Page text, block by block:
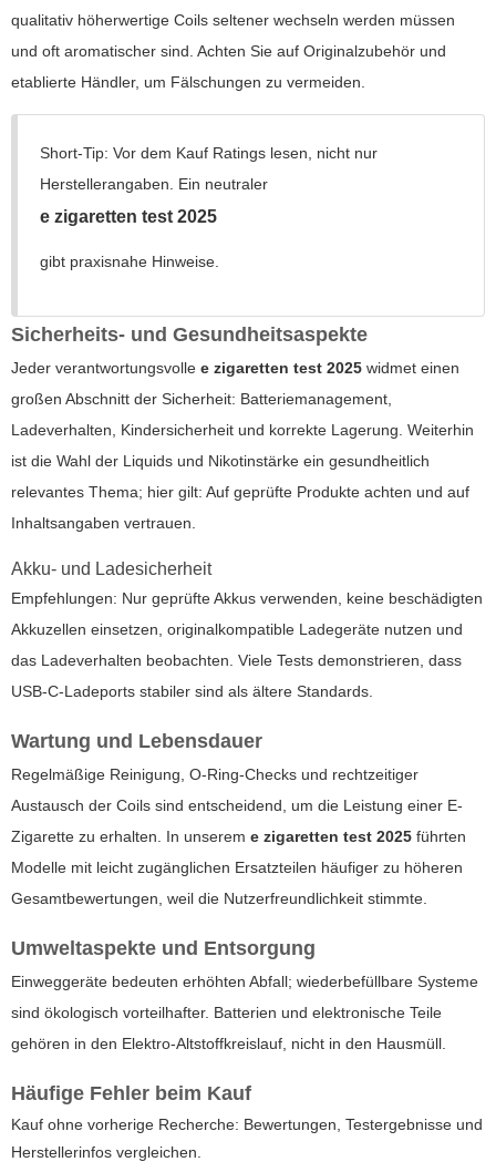
qualitativ höherwertige Coils seltener wechseln werden müssen
und oft aromatischer sind. Achten Sie auf Originalzubehör und
etablierte Händler, um Fälschungen zu vermeiden.
Short-Tip: Vor dem Kauf Ratings lesen, nicht nur
Herstellerangaben. Ein neutraler
e zigaretten test 2025
gibt praxisnahe Hinweise.
Sicherheits- und Gesundheitsaspekte
Jeder verantwortungsvolle e zigaretten test 2025 widmet einen
großen Abschnitt der Sicherheit: Batteriemanagement,
Ladeverhalten, Kindersicherheit und korrekte Lagerung. Weiterhin
ist die Wahl der Liquids und Nikotinstärke ein gesundheitlich
relevantes Thema; hier gilt: Auf geprüfte Produkte achten und auf
Inhaltsangaben vertrauen.
Akku- und Ladesicherheit
Empfehlungen: Nur geprüfte Akkus verwenden, keine beschädigten
Akkuzellen einsetzen, originalkompatible Ladegeräte nutzen und
das Ladeverhalten beobachten. Viele Tests demonstrieren, dass
USB-C-Ladeports stabiler sind als ältere Standards.
Wartung und Lebensdauer
Regelmäßige Reinigung, O-Ring-Checks und rechtzeitiger
Austausch der Coils sind entscheidend, um die Leistung einer E-
Zigarette zu erhalten. In unserem e zigaretten test 2025 führten
Modelle mit leicht zugänglichen Ersatzteilen häufiger zu höheren
Gesamtbewertungen, weil die Nutzerfreundlichkeit stimmte.
Umweltaspekte und Entsorgung
Einweggeräte bedeuten erhöhten Abfall; wiederbefüllbare Systeme
sind ökologisch vorteilhafter. Batterien und elektronische Teile
gehören in den Elektro-Altstoffkreislauf, nicht in den Hausmüll.
Häufige Fehler beim Kauf
Kauf ohne vorherige Recherche: Bewertungen, Testergebnisse und
Herstellerinfos vergleichen.